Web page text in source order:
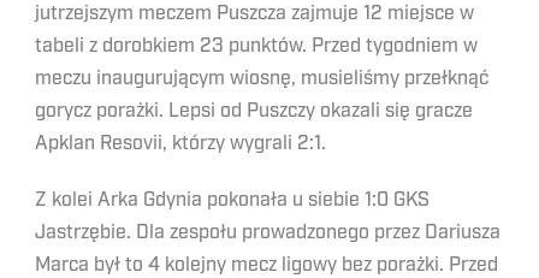
jutrzejszym meczem Puszcza zajmuje 12 miejsce w
tabeli z dorobkiem 23 punktów. Przed tygodniem w
meczu inaugurującym wiosnę, musieliśmy przełknąć
gorycz porażki. Lepsi od Puszczy okazali się gracze
Apklan Resovii, którzy wygrali 2:1.
Z kolei Arka Gdynia pokonała u siebie 1:0 GKS
Jastrzębie. Dla zespołu prowadzonego przez Dariusza
Marca był to 4 kolejny mecz ligowy bez porażki. Przed